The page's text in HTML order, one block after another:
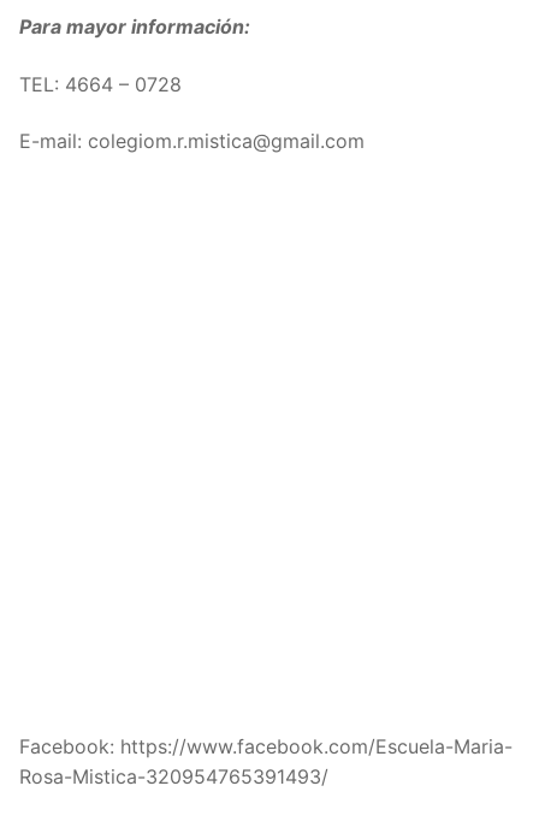
Para mayor información:
TEL: 4664 – 0728
E-mail: colegiom.r.mistica@gmail.com
Facebook: https://www.facebook.com/Escuela-Maria-
Rosa-Mistica-320954765391493/